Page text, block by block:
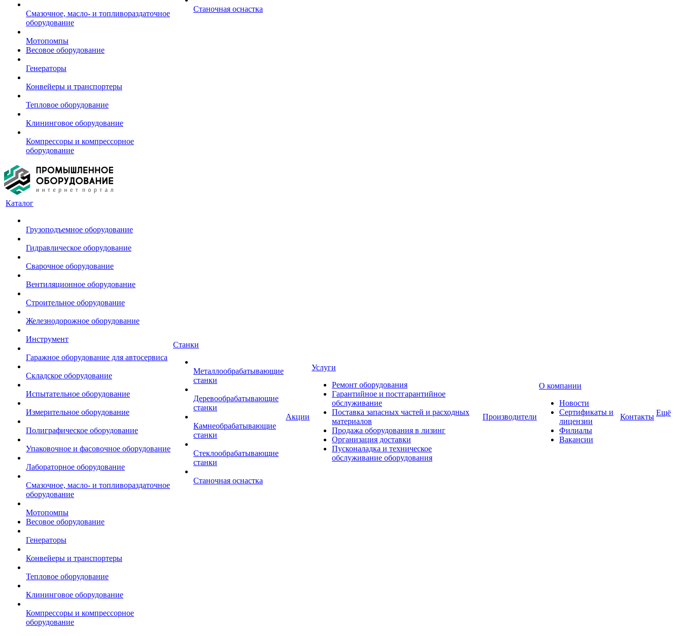
Смазочное, масло- и топливораздаточное
оборудование
Мотопомпы
Весовое оборудование
Генераторы
Конвейеры и транспортеры
Тепловое оборудование
Клининговое оборудование
Компрессоры и компрессорное
оборудование
Станочная оснастка
Каталог
Грузоподъемное оборудование
Гидравлическое оборудование
Сварочное оборудование
Вентиляционное оборудование
Строительное оборудование
Железнодорожное оборудование
Инструмент
Гаражное оборудование для автосервиса
Складское оборудование
Испытательное оборудование
Измерительное оборудование
Полиграфическое оборудование
Упаковочное и фасовочное оборудование
Лабораторное оборудование
Смазочное, масло- и топливораздаточное
оборудование
Мотопомпы
Весовое оборудование
Генераторы
Конвейеры и транспортеры
Тепловое оборудование
Клининговое оборудование
Компрессоры и компрессорное
оборудование
Станки
Металлообрабатывающие
станки
Деревообрабатывающие
станки
Камнеобрабатывающие
станки
Стеклообрабатывающие
станки
Станочная оснастка
Акции
Услуги
Ремонт оборудования
Гарантийное и постгарантийное
обслуживание
Поставка запасных частей и расходных
материалов
Продажа оборудования в лизинг
Организация доставки
Пусконаладка и техническое
обслуживание оборудования
Производители
О компании
Новости
Сертификаты и
лицензии
Филиалы
Вакансии
Контакты Ещё